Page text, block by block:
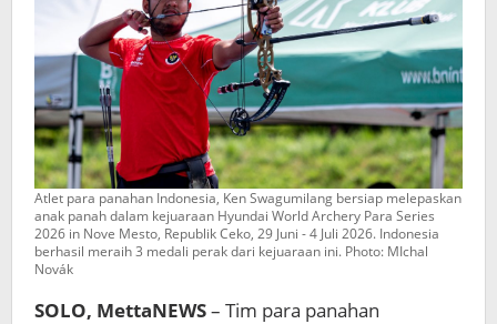
Atlet para panahan Indonesia, Ken Swagumilang bersiap melepaskan
anak panah dalam kejuaraan Hyundai World Archery Para Series
2026 in Nove Mesto, Republik Ceko, 29 Juni - 4 Juli 2026. Indonesia
berhasil meraih 3 medali perak dari kejuaraan ini. Photo: MIchal
Novák
SOLO, MettaNEWS– Tim para panahan